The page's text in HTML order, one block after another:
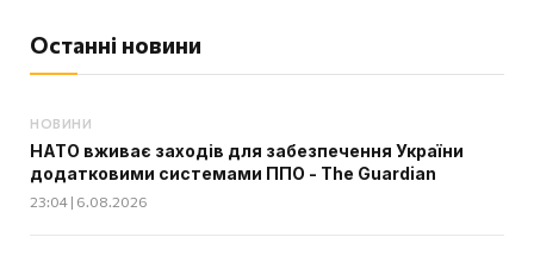
Останні новини
НОВИНИ
НАТО вживає заходів для забезпечення України
додатковими системами ППО - The Guardian
23:04 | 6.08.2026